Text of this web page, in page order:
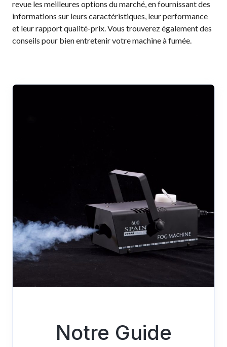
revue les meilleures options du marché, en fournissant des
informations sur leurs caractéristiques, leur performance
et leur rapport qualité-prix. Vous trouverez également des
conseils pour bien entretenir votre machine à fumée.
Notre Guide